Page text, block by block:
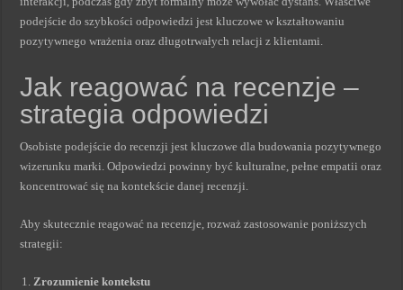
podejście do szybkości odpowiedzi jest kluczowe w kształtowaniu
pozytywnego wrażenia oraz długotrwałych relacji z klientami.
Jak reagować na recenzje –
strategia odpowiedzi
Osobiste podejście do recenzji jest kluczowe dla budowania pozytywnego
wizerunku marki. Odpowiedzi powinny być kulturalne, pełne empatii oraz
koncentrować się na kontekście danej recenzji.
Aby skutecznie reagować na recenzje, rozważ zastosowanie poniższych
strategii:
Zrozumienie kontekstu